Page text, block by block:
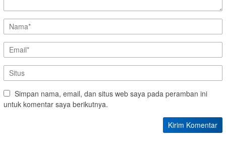
Simpan nama, email, dan situs web saya pada peramban ini
untuk komentar saya berikutnya.